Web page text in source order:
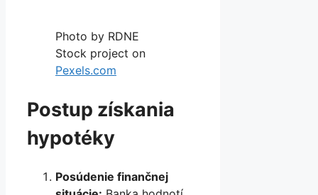
Photo by RDNE
Stock project on
Pexels.com
Postup získania
hypotéky
Posúdenie finančnej